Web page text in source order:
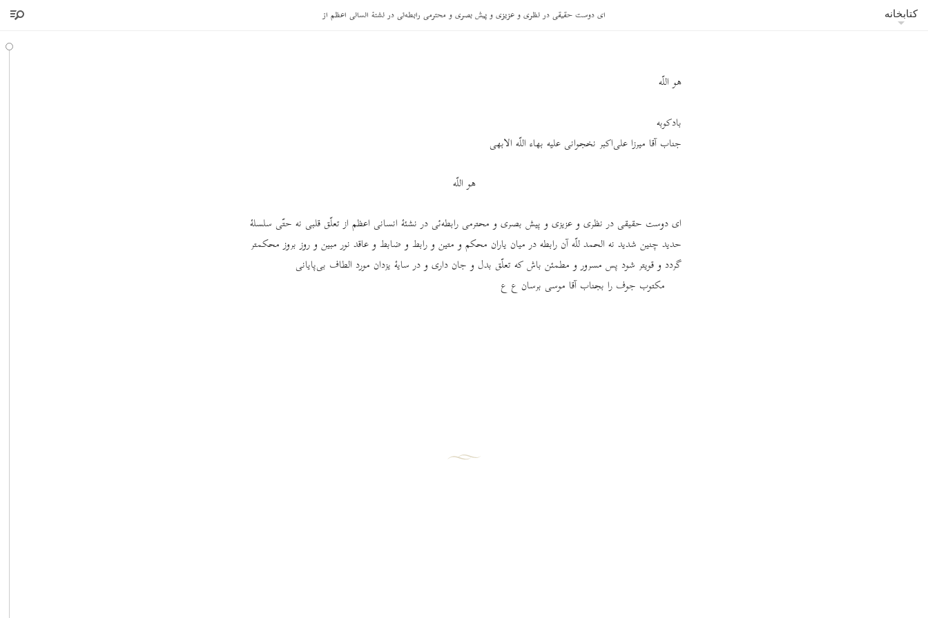
کتابخانه ای دوست حقیقی در نظری و عزیزی و پیش بصری و محترمی رابطه‌ئی در نشئۀ انسانی اعظم از
هو اللّه
بادکوبه
جناب آقا میرزا علی‌اکبر نخجوانی علیه بهاء اللّه الابهی
هو اللّه
ای دوست حقیقی در نظری و عزیزی و پیش بصری و محترمی رابطه‌ئی در نشئۀ انسانی اعظم از تعلّق قلبی نه حتّی سلسلۀ
حدید چنین شدید نه الحمد للّه آن رابطه در میان یاران محکم و متین و رابط و ضابط و عاقد نور مبین و روز بروز محکمتر
گردد و قویتر شود پس مسرور و مطمئن باش که تعلّق بدل و جان داری و در سایۀ یزدان مورد الطاف بی‌پایانی
مکتوب جوف را بجناب آقا موسی برسان ع ع